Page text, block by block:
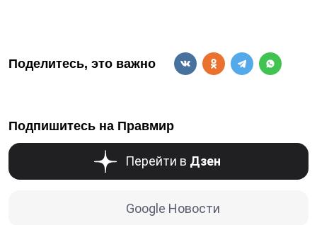
Поделитесь, это важно
Подпишитесь на Правмир
Перейти в Дзен
Google Новости